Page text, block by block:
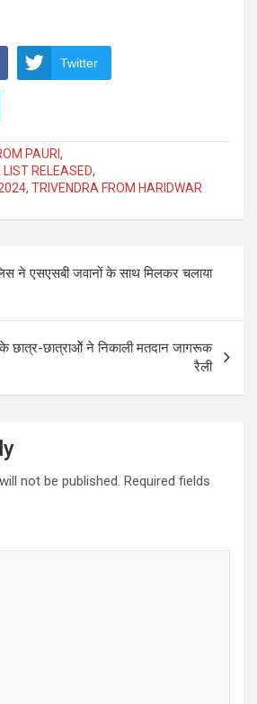
Twitter
PAURI ,
RELEASED,
, TRIVENDRA FROM HARIDWAR
ने एसएसबी जवानों के साथ मिलकर चलाया
के छात्र-छात्राओें ने निकाली मतदान जागरूक
रैली
not be published. Required fields